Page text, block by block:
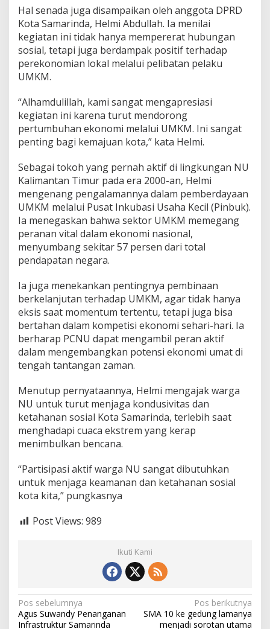
2
Hal senada juga disampaikan oleh anggota DPRD
Kota Samarinda, Helmi Abdullah. Ia menilai
kegiatan ini tidak hanya mempererat hubungan
sosial, tetapi juga berdampak positif terhadap
perekonomian lokal melalui pelibatan pelaku
UMKM.
“Alhamdulillah, kami sangat mengapresiasi
kegiatan ini karena turut mendorong
pertumbuhan ekonomi melalui UMKM. Ini sangat
penting bagi kemajuan kota,” kata Helmi.
Sebagai tokoh yang pernah aktif di lingkungan NU
Kalimantan Timur pada era 2000-an, Helmi
mengenang pengalamannya dalam pemberdayaan
UMKM melalui Pusat Inkubasi Usaha Kecil (Pinbuk).
Ia menegaskan bahwa sektor UMKM memegang
peranan vital dalam ekonomi nasional,
menyumbang sekitar 57 persen dari total
pendapatan negara.
Ia juga menekankan pentingnya pembinaan
berkelanjutan terhadap UMKM, agar tidak hanya
eksis saat momentum tertentu, tetapi juga bisa
bertahan dalam kompetisi ekonomi sehari-hari. Ia
berharap PCNU dapat mengambil peran aktif
dalam mengembangkan potensi ekonomi umat di
tengah tantangan zaman.
Menutup pernyataannya, Helmi mengajak warga
NU untuk turut menjaga kondusivitas dan
ketahanan sosial Kota Samarinda, terlebih saat
menghadapi cuaca ekstrem yang kerap
menimbulkan bencana.
“Partisipasi aktif warga NU sangat dibutuhkan
untuk menjaga keamanan dan ketahanan sosial
kota kita,” pungkasnya
Post Views: 989
Ikuti Kami
N
a
Pos sebelumnya
Agus Suwandy Penanganan
Infrastruktur Samarinda
Pos berikutnya
SMA 10 ke gedung lamanya
menjadi sorotan utama